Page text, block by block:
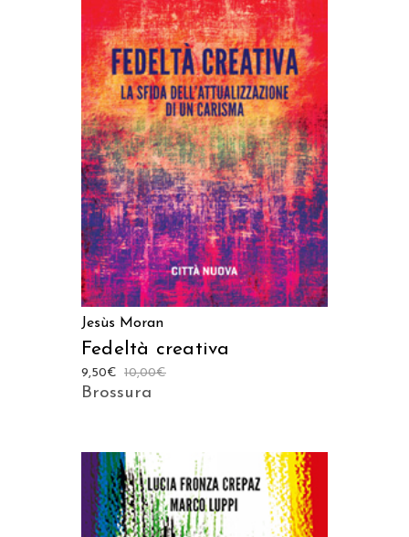
LEGGI TUTTO
Jesùs Moran
Fedeltà creativa
10,00€
9,50€
Brossura